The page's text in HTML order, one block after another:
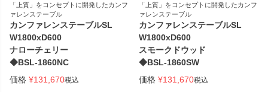
「上質」をコンセプトに開発したカンフ
ァレンステーブル
カンファレンステーブルSL
W1800xD600
ナローチェリー
◆BSL-1860NC
価格 ¥131,670税込
「上質」をコンセプトに開発したカンフ
ァレンステーブル
カンファレンステーブルSL
W1800xD600
スモークドウッド
◆BSL-1860SW
価格 ¥131,670税込